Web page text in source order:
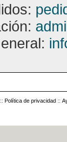
:: Política de privacidad ::